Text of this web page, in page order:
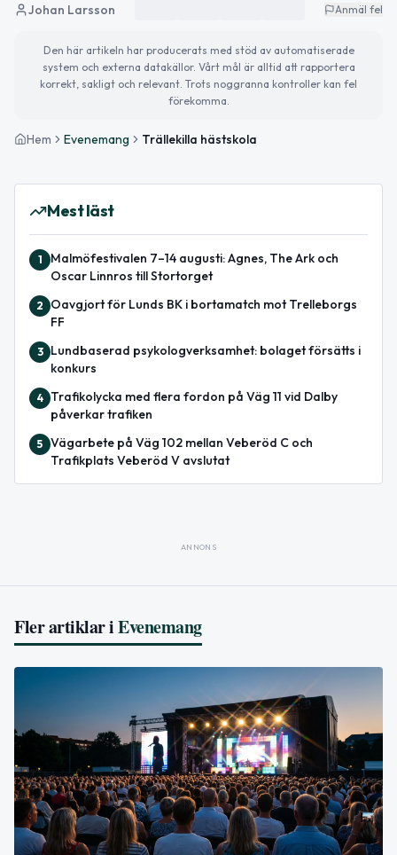
Johan Larsson Anmäl fel
Den här artikeln har producerats med stöd av automatiserade
system och externa datakällor. Vårt mål är alltid att rapportera
korrekt, sakligt och relevant. Trots noggranna kontroller kan fel
förekomma.
Hem Evenemang Trällekilla hästskola
Mest läst
1
Malmöfestivalen 7–14 augusti: Agnes, The Ark och
Oscar Linnros till Stortorget
2
Oavgjort för Lunds BK i bortamatch mot Trelleborgs
FF
3
Lundbaserad psykologverksamhet: bolaget försätts i
konkurs
4
Trafikolycka med flera fordon på Väg 11 vid Dalby
påverkar trafiken
5 Vägarbete på Väg 102 mellan Veberöd C och
Trafikplats Veberöd V avslutat
ANNONS
Fler artiklar iEvenemang